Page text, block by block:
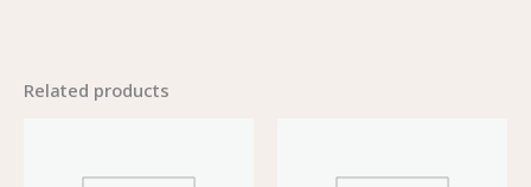
Related products